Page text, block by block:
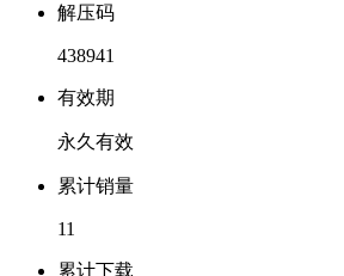
解压码
438941
有效期
永久有效
累计销量
11
累计下载